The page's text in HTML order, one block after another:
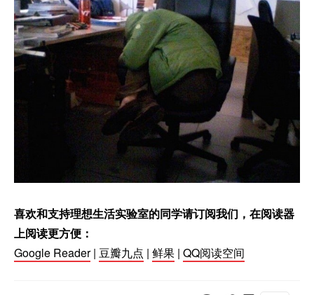
喜欢和支持理想生活实验室的同学请订阅我们，在阅读器
上阅读更方便：
Google Reader| 豆瓣九点 | 鲜果 | QQ阅读空间